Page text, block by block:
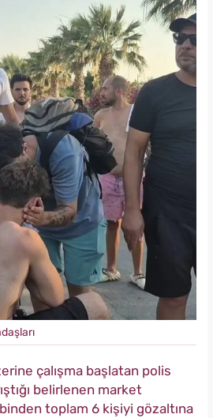
çalışma başlatan polis
belirlenen market
toplam 6 kişiyi gözaltına